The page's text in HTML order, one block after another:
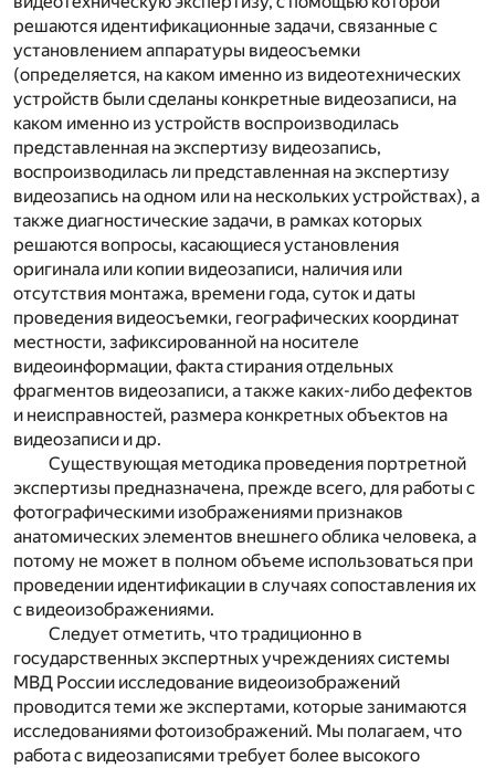
решаются идентификационные задачи, связанные с
установлением аппаратуры видеосъемки
(определяется, на каком именно из видеотехнических
устройств были сделаны конкретные видеозаписи, на
каком именно из устройств воспроизводилась
представленная на экспертизу видеозапись,
воспроизводилась ли представленная на экспертизу
видеозапись на одном или на нескольких устройствах), а
также диагностические задачи, в рамках которых
решаются вопросы, касающиеся установления
оригинала или копии видеозаписи, наличия или
отсутствия монтажа, времени года, суток и даты
проведения видеосъемки, географических координат
местности, зафиксированной на носителе
видеоинформации, факта стирания отдельных
фрагментов видеозаписи, а также каких-либо дефектов
и неисправностей, размера конкретных объектов на
видеозаписи и др.
Существующая методика проведения портретной
экспертизы предназначена, прежде всего, для работы с
фотографическими изображениями признаков
анатомических элементов внешнего облика человека, а
потому не может в полном объеме использоваться при
проведении идентификации в случаях сопоставления их
с видеоизображениями.
Следует отметить, что традиционно в
государственных экспертных учреждениях системы
МВД России исследование видеоизображений
проводится теми же экспертами, которые занимаются
исследованиями фотоизображений. Мы полагаем, что
работа с видеозаписями требует более высокого